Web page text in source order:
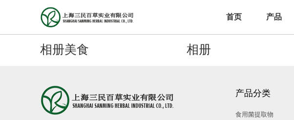
首页 产品
相册美食 相册
产品分类
食用菌提取物